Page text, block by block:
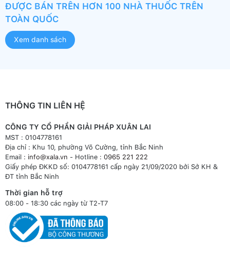
ĐƯỢC BÁN TRÊN HƠN 100 NHÀ THUỐC TRÊN
TOÀN QUỐC
Xem danh sách
THÔNG TIN LIÊN HỆ
CÔNG TY CỔ PHẦN GIẢI PHÁP XUÂN LAI
MST : 0104778161
Địa chỉ : Khu 10, phường Võ Cường, tỉnh Bắc Ninh
Email : info@xala.vn - Hotline : 0965 221 222
Giấy phép ĐKKD số: 0104778161 cấp ngày 21/09/2020 bởi Sở KH &
ĐT tỉnh Bắc Ninh
Thời gian hỗ trợ
08:00 - 18:30 các ngày từ T2-T7